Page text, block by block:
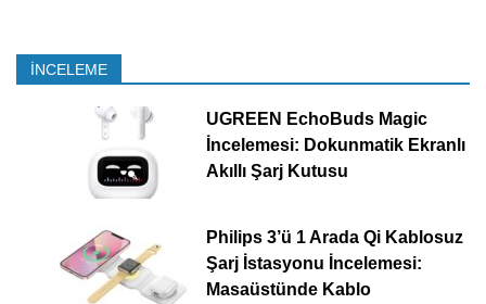
İNCELEME
UGREEN EchoBuds Magic
İncelemesi: Dokunmatik Ekranlı
Akıllı Şarj Kutusu
Philips 3’ü 1 Arada Qi Kablosuz
Şarj İstasyonu İncelemesi:
Masaüstünde Kablo